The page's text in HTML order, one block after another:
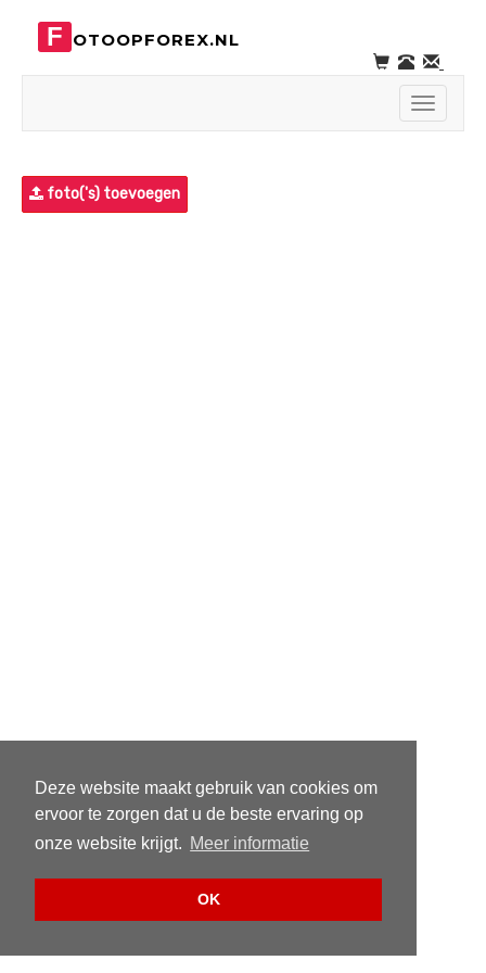
Deze website maakt gebruik van cookies om
ervoor te zorgen dat u de beste ervaring op
onze website krijgt. Meer informatie
OK
F OTOOPFOREX.NL
Toggle
foto('s) toevoegen